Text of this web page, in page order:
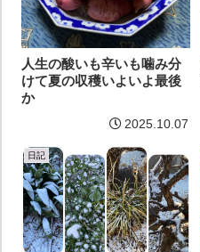
人生の酸いも辛いも噛み分
けて夏の収穫いよいよ最後
か
2025.10.07
日記